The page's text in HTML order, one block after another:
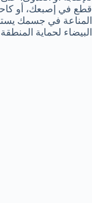
قطع في إصبعك، أو
المناعة في جسمك
البيضاء لحماية